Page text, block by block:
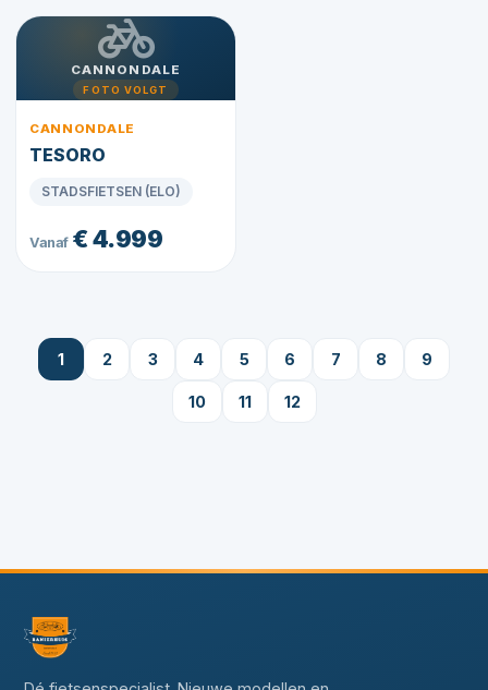
CANNONDALE
FOTO VOLGT
CANNONDALE
TESORO
STADSFIETSEN (ELO)
Vanaf€ 4.999
1 2 3 4 5 6 7 8 9
10 11 12